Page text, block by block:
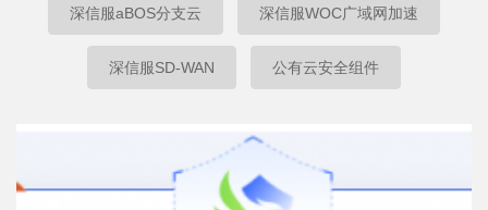
深信服aBOS分支云 深信服WOC广域网加速
深信服SD-WAN 公有云安全组件